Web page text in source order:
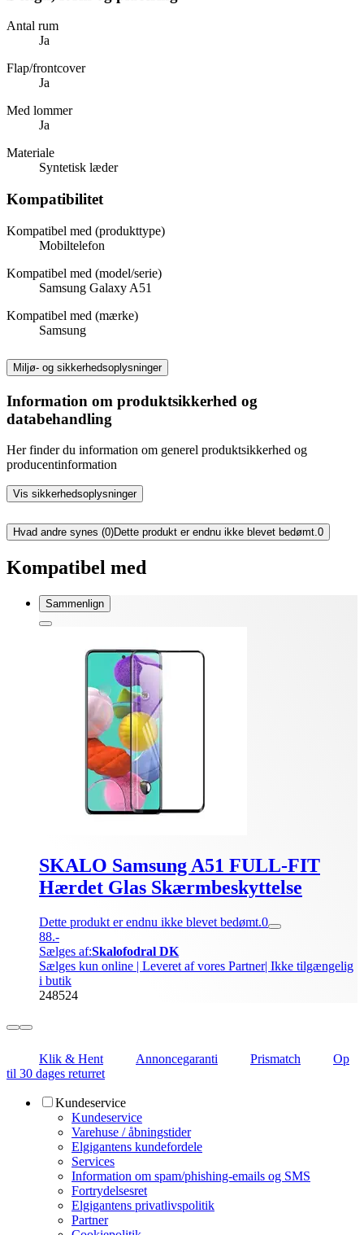
Antal rum
Ja
Flap/frontcover
Ja
Med lommer
Ja
Materiale
Syntetisk læder
Kompatibilitet
Kompatibel med (produkttype)
Mobiltelefon
Kompatibel med (model/serie)
Samsung Galaxy A51
Kompatibel med (mærke)
Samsung
Miljø- og sikkerhedsoplysninger
Information om produktsikkerhed og
databehandling
Her finder du information om generel produktsikkerhed og
producentinformation
Vis sikkerhedsoplysninger
Hvad andre synes (0)Dette produkt er endnu ikke blevet bedømt.0
Kompatibel med
Sammenlign
SKALO Samsung A51 FULL-FIT
Hærdet Glas Skærmbeskyttelse
Dette produkt er endnu ikke blevet bedømt.0
88.-
Sælges af:Skalofodral DK
Sælges kun online | Leveret af vores Partner| Ikke tilgængelig
i butik
248524
Klik & Hent Annoncegaranti Prismatch
Op
til 30 dages returret
Kundeservice
Kundeservice
Varehuse / åbningstider
Elgigantens kundefordele
Services
Information om spam/phishing-emails og SMS
Fortrydelsesret
Elgigantens privatlivspolitik
Partner